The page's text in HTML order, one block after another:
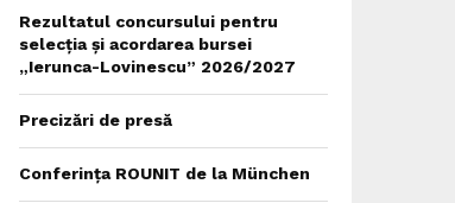
Rezultatul concursului pentru
selecția și acordarea bursei
„Ierunca-Lovinescu” 2026/2027
Precizări de presă
Conferința ROUNIT de la München